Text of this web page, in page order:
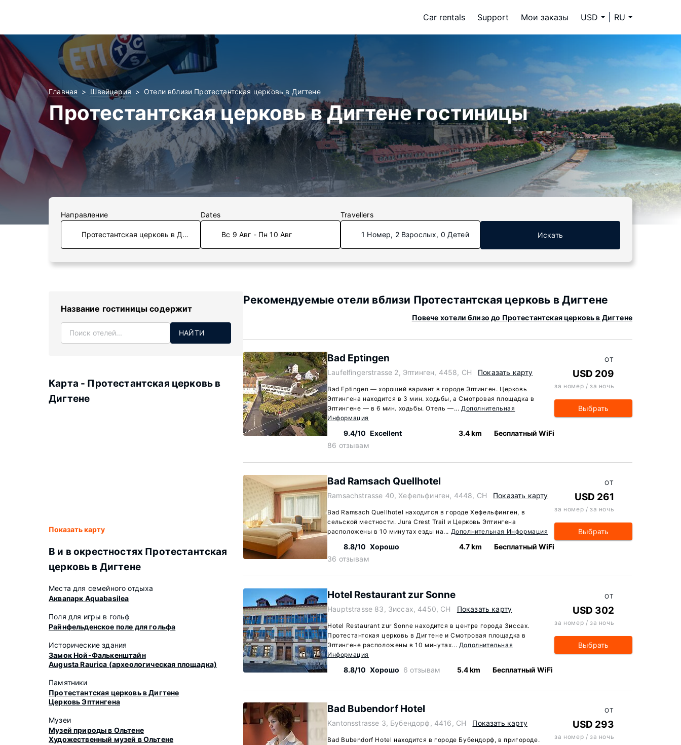
Car rentals Support Мои заказы USD RU
Главная Швейцария Отели вблизи Протестантская церковь в Дигтене
Протестантская церковь в Дигтене гостиницы
Направление Dates
Вс 9 Авг - Пн 10 Авг
Travellers
1 Номер, 2 Взрослых, 0 Детей Искать
Название гостиницы содержит
НАЙТИ
Карта - Протестантская церковь в
Дигтене
Показать карту
В и в окрестностях Протестантская
церковь в Дигтене
Места для семейного отдыха
Аквапарк Aquabasilea
Поля для игры в гольф
Райнфельденское поле для гольфа
Исторические здания
Замок Ной-Фалькенштайн
Augusta Raurica (археологическая площадка)
Памятники
Протестантская церковь в Дигтене
Церковь Эптингена
Музеи
Музей природы в Ольтене
Художественный музей в Ольтене
Рекомендуемые отели вблизи Протестантская церковь в Дигтене
Повече хотели близо до Протестантская церковь в Дигтене
Bad Eptingen
Laufelfingerstrasse 2, Эптинген, 4458, CH Показать карту
Bad Eptingen — хороший вариант в городе Эптинген. Церковь
Эптингена находится в 3 мин. ходьбы, а Смотровая площадка в
Эптингене — в 6 мин. ходьбы. Отель —...Дополнительная
Информация
9.4/10 Excellent
86 отзывам
3.4 km Бесплатный WiFi
ОТ
USD 209
за номер / за ночь
Выбрать
Bad Ramsach Quellhotel
Ramsachstrasse 40, Хефельфинген, 4448, CH Показать карту
Bad Ramsach Quellhotel находится в городе Хефельфинген, в
сельской местности. Jura Crest Trail и Церковь Эптингена
расположены в 10 минутах езды на... Дополнительная Информация
8.8/10 Хорошо
36 отзывам
4.7 km Бесплатный WiFi
ОТ
USD 261
за номер / за ночь
Выбрать
Hotel Restaurant zur Sonne
Hauptstrasse 83, Зиссах, 4450, CH Показать карту
Hotel Restaurant zur Sonne находится в центре города Зиссах.
Протестантская церковь в Дигтене и Смотровая площадка в
Эптингене расположены в 10 минутах... Дополнительная
Информация
8.8/10 Хорошо 6 отзывам 5.4 km Бесплатный WiFi
ОТ
USD 302
за номер / за ночь
Выбрать
Bad Bubendorf Hotel
Kantonsstrasse 3, Бубендорф, 4416, CH Показать карту
Bad Bubendorf Hotel находится в городе Бубендорф, в пригороде.
ОТ
USD 293
за номер / за ночь